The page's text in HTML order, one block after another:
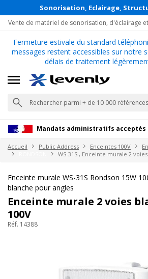
Sonorisation, Eclairage,
Vente de matériel de sonorisation, d'éclairage
Fermeture estivale du standard
messages restent accessibles sur notre
délais de traitement
Mandats administratifs acceptés
Accueil Public Address Enceintes 100V
WS-31S , Enceinte murale 2 voies
Enceinte murale WS-31S Rondson 15W
blanche pour angles
Enceinte murale 2 voies
100V
Réf. 14388